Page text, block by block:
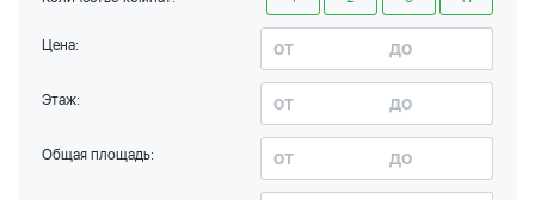
Цена:
Этаж:
Общая площадь: